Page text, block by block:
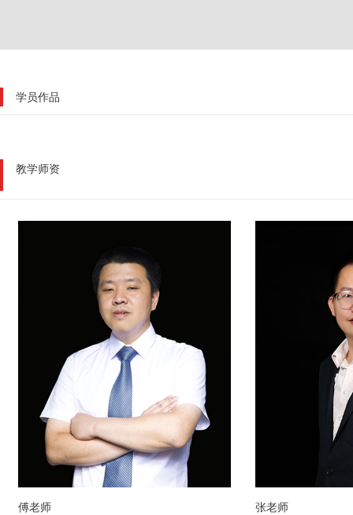
学员作品
教学师资
傅老师 张老师